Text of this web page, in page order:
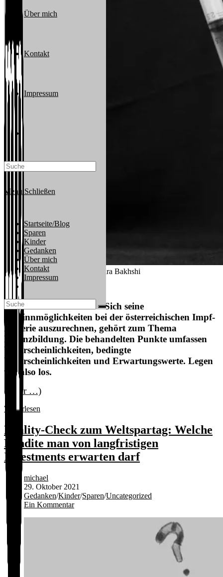
Über mich
Kontakt
Impressum
Suche
Menü Schließen
Startseite/Blog
Sparen
Kinder
Gedanken
Über mich
Kontakt
Impressum
umschalten
Impflotterie – Photo by Sara Bakhshi
Unglaublich aber wahr: Sich seine
Gewinnmöglichkeiten bei der österreichischen Impf-
Lotterie auszurechnen, gehört zum Thema
Finanzbildung. Die behandelten Punkte umfassen
Wahrscheinlichkeiten, bedingte
Wahrscheinlichkeiten und Erwartungswerte. Legen
wir also los.
(mehr …)
Weiterlesen
Österreich:
Wie
man
seinen
Gewinn
Reality-Check zum Weltspartag: Welche
Rendite man von langfristigen
Investments erwarten darf
Beitrags-
Autor:
michael
Beitrag
veröffentlicht:
29. Oktober 2021
Beitrags-
Kategorie:
Gedanken/Kinder/Sparen/Uncategorized
Beitrags-
Ein Kommentar